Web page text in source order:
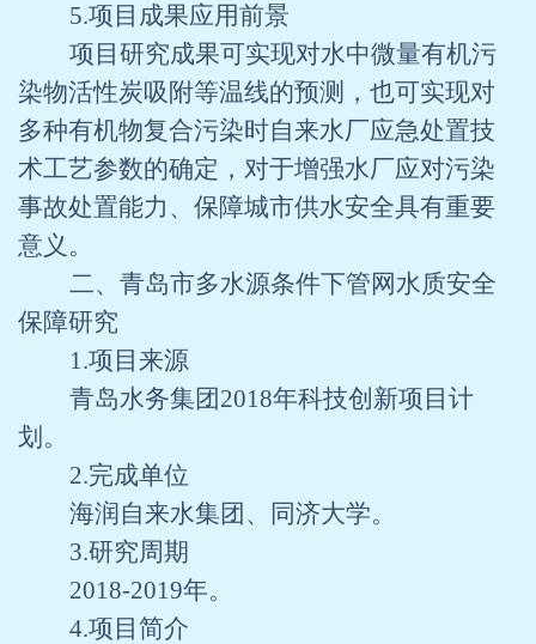
5.项目成果应用前景
项目研究成果可实现对水中微量有机污
染物活性炭吸附等温线的预测，也可实现对
多种有机物复合污染时自来水厂应急处置技
术工艺参数的确定，对于增强水厂应对污染
事故处置能力、保障城市供水安全具有重要
意义。
二、青岛市多水源条件下管网水质安全
保障研究
1.项目来源
青岛水务集团 2018年科技创新项目计
划。
2.完成单位
海润自来水集团、同济大学。
3.研究周期
2018-2019年。
4.项目简介